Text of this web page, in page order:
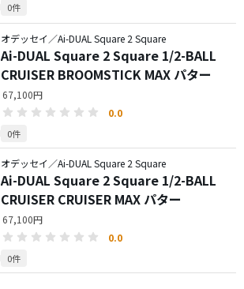
0件
オデッセイ／Ai-DUAL Square 2 Square
Ai-DUAL Square 2 Square 1/2-BALL
CRUISER BROOMSTICK MAX パター
67,100円
0.0
0件
オデッセイ／Ai-DUAL Square 2 Square
Ai-DUAL Square 2 Square 1/2-BALL
CRUISER CRUISER MAX パター
67,100円
0.0
0件